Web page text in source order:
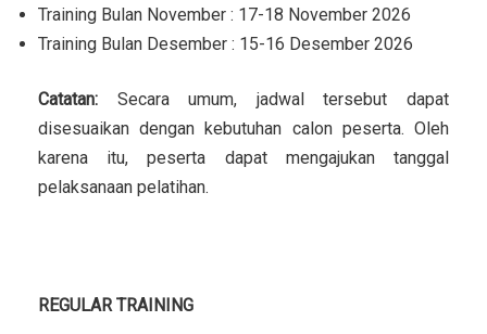
Training Bulan November : 17-18 November 2026
Training Bulan Desember : 15-16 Desember 2026
Catatan: Secara umum, jadwal tersebut dapat
disesuaikan dengan kebutuhan calon peserta. Oleh
karena itu, peserta dapat mengajukan tanggal
pelaksanaan pelatihan.
REGULAR TRAINING